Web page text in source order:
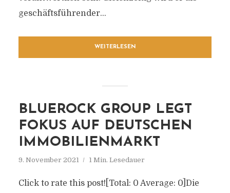
geschäftsführender...
WEITERLESEN
BLUEROCK GROUP LEGT
FOKUS AUF DEUTSCHEN
IMMOBILIENMARKT
9. November 2021 1 Min. Lesedauer
Click to rate this post![Total: 0 Average: 0]Die